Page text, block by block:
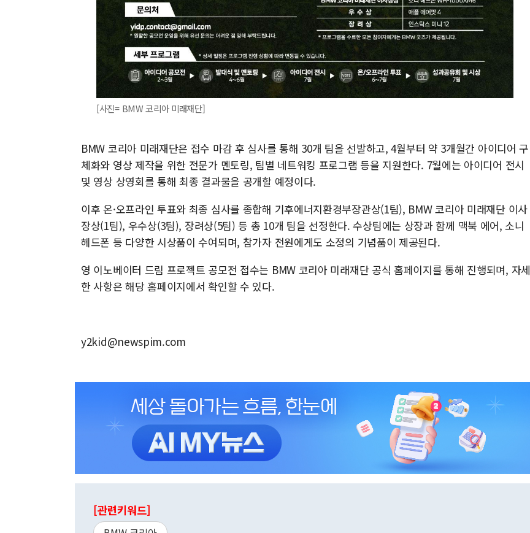
[사진= BMW 코리아 미래재단]
BMW 코리아 미래재단은 접수 마감 후 심사를 통해 30개 팀을 선발하고, 4월부터 약 3개월간 아이디어 구
체화와 영상 제작을 위한 전문가 멘토링, 팀별 네트워킹 프로그램 등을 지원한다. 7월에는 아이디어 전시
및 영상 상영회를 통해 최종 결과물을 공개할 예정이다.
이후 온·오프라인 투표와 최종 심사를 종합해 기후에너지환경부장관상(1팀), BMW 코리아 미래재단 이사
장상(1팀), 우수상(3팀), 장려상(5팀) 등 총 10개 팀을 선정한다. 수상팀에는 상장과 함께 맥북 에어, 소니
헤드폰 등 다양한 시상품이 수여되며, 참가자 전원에게도 소정의 기념품이 제공된다.
영 이노베이터 드림 프로젝트 공모전 접수는 BMW 코리아 미래재단 공식 홈페이지를 통해 진행되며, 자세
한 사항은 해당 홈페이지에서 확인할 수 있다.
y2kid@newspim.com
[관련키워드]